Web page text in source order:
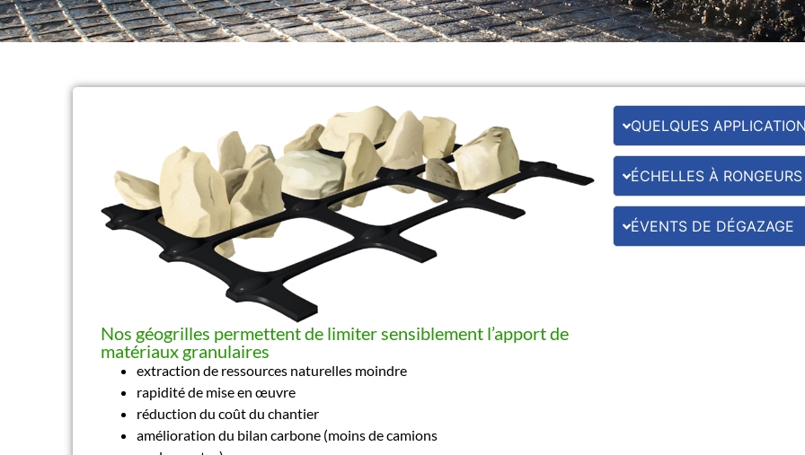
Nos géogrilles permettent de limiter sensiblement l’apport de
matériaux granulaires
extraction de ressources naturelles moindre
rapidité de mise en œuvre
réduction du coût du chantier
amélioration du bilan carbone (moins de camions
QUELQUES
ÉCHELLES À RONGEURS
ÉVENTS DE DÉGAZAGE